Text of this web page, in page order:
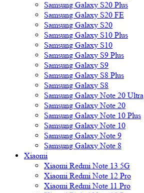
Samsung Galaxy S20 Plus
Samsung Galaxy S20 FE
Samsung Galaxy S20
Samsung Galaxy S10 Plus
Samsung Galaxy S10
Samsung Galaxy S9 Plus
Samsung Galaxy S9
Samsung Galaxy S8 Plus
Samsung Galaxy S8
Samsung Galaxy Note 20 Ultra
Samsung Galaxy Note 20
Samsung Galaxy Note 10 Plus
Samsung Galaxy Note 10
Samsung Galaxy Note 9
Samsung Galaxy Note 8
Xiaomi
Xiaomi Redmi Note 13 5G
Xiaomi Redmi Note 12 Pro
Xiaomi Redmi Note 11 Pro